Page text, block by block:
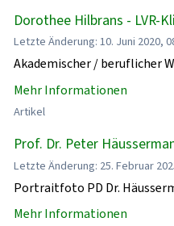
Dorothee Hilbrans - LVR-
Letzte Änderung: 10. Juni 2020,
Akademischer / beruflicher
Mehr Informationen
Artikel
Prof. Dr. Peter
Letzte Änderung: 25. Februar
Portraitfoto PD Dr.
Mehr Informationen